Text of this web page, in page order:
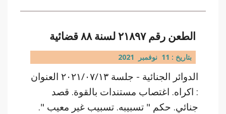
الطعن رقم ٢١٨٩٧ لسنة ٨٨ قضائية
بتاريخ : 11 نوفمبر 2021
الدوائر الجنائية - جلسة ٢٠٢١/٠٧/١٣ العنوان
: اكراه. اغتصاب مستندات بالقوة. قصد
جنائي. حكم " تسبيبه. تسبيب غير معيب ".